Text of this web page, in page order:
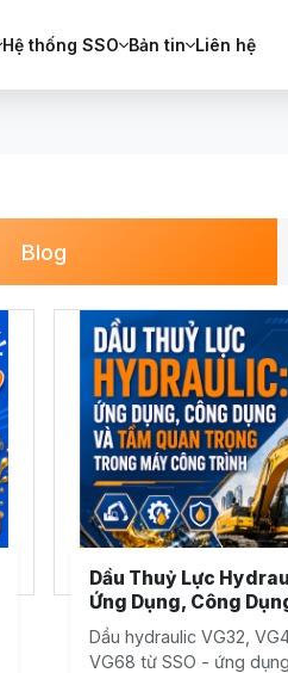
Hệ thống SSO Bản tin Liên hệ
Blog
Dầu Thuỷ Lực
Ứng Dụng, Công
Tầm Quan Trọng
Công Trình
Dầu hydraulic VG32,
VG68 từ SSO - ứng